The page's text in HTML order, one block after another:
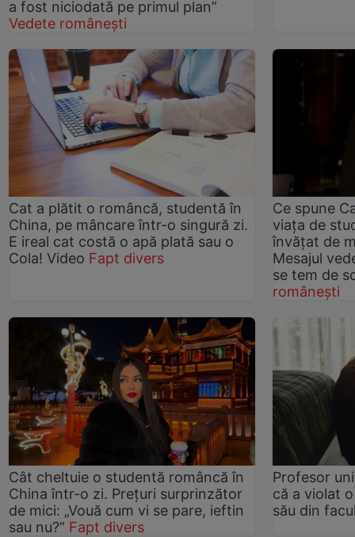
a fost niciodată pe primul plan”
Vedete românești
Cat a plătit o româncă, studentă în
China, pe mâncare într-o singură zi.
E ireal cat costă o apă plată sau o
Cola! Video Fapt divers
Ce spune
viața de
învățat de
Mesajul
se tem de
românești
Cât cheltuie o studentă româncă în
China într-o zi. Prețuri surprinzător
de mici: „Vouă cum vi se pare, ieftin
sau nu?” Fapt divers
Profesor
că a violat
său din